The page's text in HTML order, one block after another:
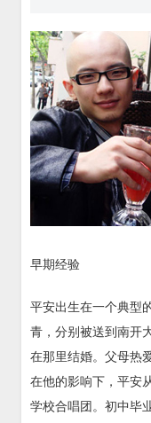
早期经验
平安出生在一个典型
青，分别被送到南开
在那里结婚。父母热
在他的影响下，平安
学校合唱团。初中毕